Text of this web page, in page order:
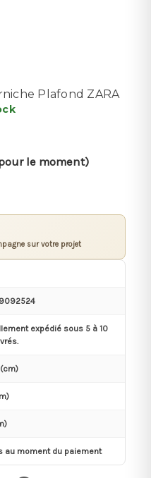
Plafond ZARA
le moment)
sur votre projet
expédié sous 5 à 10
au moment du paiement